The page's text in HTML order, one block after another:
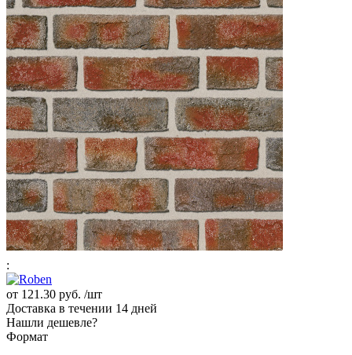
:
от 121.30 руб. /шт
Доставка в течении 14 дней
Нашли дешевле?
Формат